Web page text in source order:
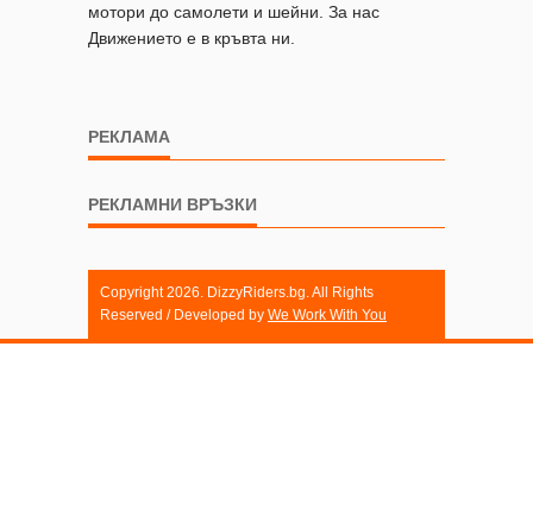
мотори до самолети и шейни. За нас
Движението е в кръвта ни.
РЕКЛАМА
РЕКЛАМНИ ВРЪЗКИ
Copyright 2026. DizzyRiders.bg. All Rights
Reserved / Developed by We Work With You